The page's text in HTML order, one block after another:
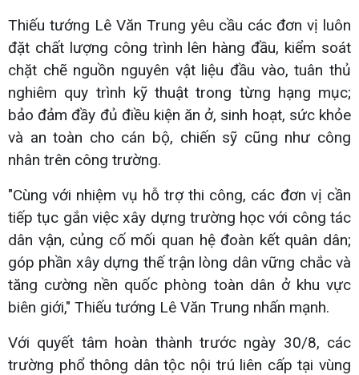
Thiếu tướng Lê Văn Trung yêu cầu các đơn vị luôn
đặt chất lượng công trình lên hàng đầu, kiểm soát
chặt chẽ nguồn nguyên vật liệu đầu vào, tuân thủ
nghiêm quy trình kỹ thuật trong từng hạng mục;
bảo đảm đầy đủ điều kiện ăn ở, sinh hoạt, sức khỏe
và an toàn cho cán bộ, chiến sỹ cũng như công
nhân trên công trường.
"Cùng với nhiệm vụ hỗ trợ thi công, các đơn vị cần
tiếp tục gắn việc xây dựng trường học với công tác
dân vận, củng cố mối quan hệ đoàn kết quân dân;
góp phần xây dựng thế trận lòng dân vững chắc và
tăng cường nền quốc phòng toàn dân ở khu vực
biên giới," Thiếu tướng Lê Văn Trung nhấn mạnh.
Với quyết tâm hoàn thành trước ngày 30/8, các
trường phổ thông dân tộc nội trú liên cấp tại vùng